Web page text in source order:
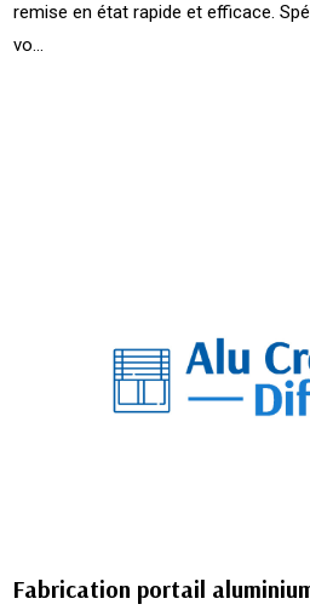
remise en état rapide et efficace.
vo...
Fabrication portail